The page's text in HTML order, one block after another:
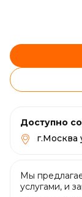
Доступно
г.Москва
Мы
услугами, и